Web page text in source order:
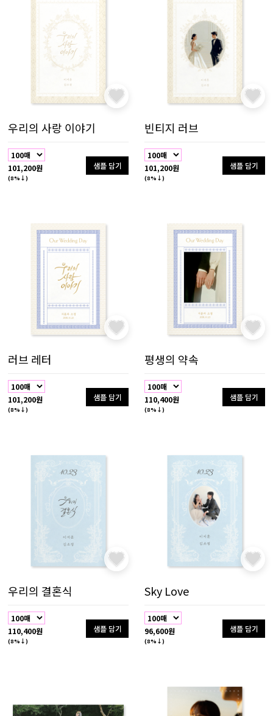
우리의 사랑 이야기
101,200원
(8%↓)
샘플 담기
빈티지 러브
101,200원
(8%↓)
샘플 담기
러브 레터
101,200원
(8%↓)
샘플 담기
평생의 약속
110,400원
(8%↓)
샘플 담기
우리의 결혼식
110,400원
(8%↓)
샘플 담기
Sky Love
96,600원
(8%↓)
샘플 담기